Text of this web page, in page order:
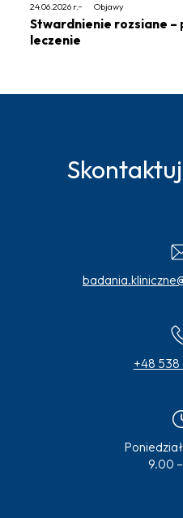
24.06.2026 r. Objawy
Stwardnienie rozsiane –
leczenie
+48
9.00